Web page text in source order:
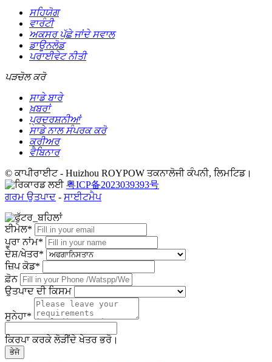
ਸਹਿਯੋਗ
ਵਾਰੰਟੀ
ਅਕਸਰ ਪੁੱਛੇ ਜਾਂਦੇ ਸਵਾਲ
ਡਾਊਨਲੋਡ
ਪਰਾਈਵੇਟ ਨੀਤੀ
ਪੜਚੋਲ ਕਰੋ
ਸਾਡੇ ਬਾਰੇ
ਖ਼ਬਰਾਂ
ਪ੍ਰਦਰਸ਼ਨੀਆਂ
ਸਾਡੇ ਨਾਲ ਸੰਪਰਕ ਕਰੋ
ਕਰੀਅਰ
ਵੈਬਿਨਾਰ
© ਕਾਪੀਰਾਈਟ - Huizhou ROYPOW ਤਕਨਾਲੋਜੀ ਕੰਪਨੀ, ਲਿਮਟਿਡ।
粤ICP备2023039393号
ਗਰਮ ਉਤਪਾਦ - ਸਾਈਟਮੈਪ
ਈਮੇਲ*
ਪੂਰਾ ਨਾਂਮ*
ਦੇਸ਼/ਖੇਤਰ*
ਜ਼ਿਪ ਕੋਡ*
ਫ਼ੋਨ
ਉਤਪਾਦ ਦੀ ਕਿਸਮ
ਸੁਨੇਹਾ*
ਕਿਰਪਾ ਕਰਕੇ ਲੋੜੀਂਦੇ ਖੇਤਰ ਭਰੋ।
ਭੇਜੋ